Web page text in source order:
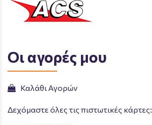
Οι αγορές μου
Καλάθι Αγορών
Δεχόμαστε όλες τις πιστωτικές κάρτες: